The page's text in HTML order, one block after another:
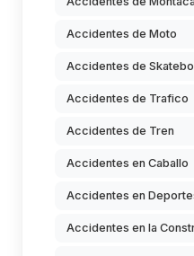
Accidentes de Moto
Accidentes de
Accidentes de Trafico
Accidentes de Tren
Accidentes en Caballo
Accidentes en
Accidentes en la